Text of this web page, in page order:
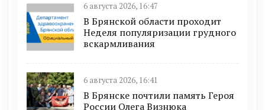
6 августа 2026, 16:47
В Брянской области проходит
Неделя популяризации грудного
вскармливания
6 августа 2026, 16:41
В Брянске почтили память Героя
России Олега Визнюка